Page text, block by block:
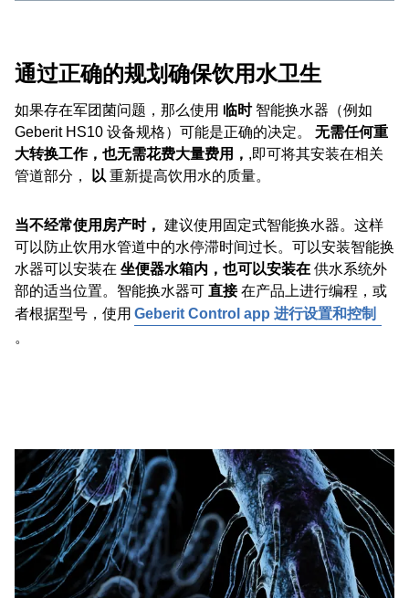
通过正确的规划确保饮用水卫生
如果存在军团菌问题，那么使用 临时智能换水器（例如
Geberit HS10 设备规格）可能是正确的决定。 无需任何重
大转换工作，也无需花费大量费用， ,即可将其安装在相关
管道部分，
以 重新提高饮用水的质量。
当不经常使用房产时， 建议使用固定式智能换水器。这样
可以防止饮用水管道中的水停滞时间过长。可以安装智能换
水器可以安装在 坐便器水箱内，也可以安装在 供水系统外
部的适当位置。智能换水器可 直接在产品上进行编程，或
者根据型号，使用 Geberit Control app 进行设置和控制
。